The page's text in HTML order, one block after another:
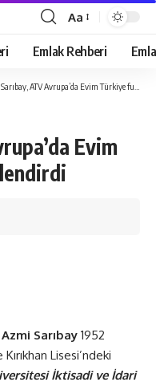
Yazı
Tipi
Boyutlandırıcı
Aa
Emlak Rehberi
ATV Avrupa’da Evim Türkiye fuarını değerlendirdi
Evim
Sarıbay 1952
Lisesi’ndeki
İktisadi ve İdari